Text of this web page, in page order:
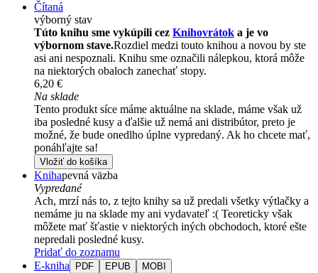
Čítaná
výborný stav
Túto knihu sme vykúpili cez Knihovrátok a je vo
výbornom stave.Rozdiel medzi touto knihou a novou by ste
asi ani nespoznali. Knihu sme označili nálepkou, ktorá môže
na niektorých obaloch zanechať stopy.
6,20 €
Na sklade
Tento produkt síce máme aktuálne na sklade, máme však už
iba posledné kusy a ďalšie už nemá ani distribútor, preto je
možné, že bude onedlho úplne vypredaný. Ak ho chcete mať,
ponáhľajte sa!
Vložiť do košíka
Knihapevná väzba
Vypredané
Ach, mrzí nás to, z tejto knihy sa už predali všetky výtlačky a
nemáme ju na sklade my ani vydavateľ :( Teoreticky však
môžete mať šťastie v niektorých iných obchodoch, ktoré ešte
nepredali posledné kusy.
Pridať do zoznamu
E-kniha
PDF EPUB MOBI